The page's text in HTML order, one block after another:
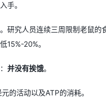
手。
研究人员连续三周限制老鼠的
15%-20%。
并没有挨饿。
的活动以及ATP的消耗。